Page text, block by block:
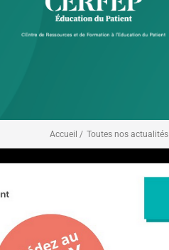
Accueil / Toutes nos actualités